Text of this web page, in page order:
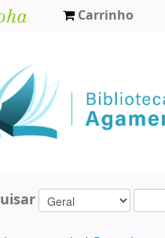
Carrinho